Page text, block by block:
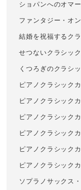
ショパンへのオマ
ファンタジー・オ
結婚を祝福するク
せつないクラシッ
くつろぎのクラシ
ピアノクラシック
ピアノクラシック
ピアノクラシック
ピアノクラシック
ピアノクラシック
ピアノクラシック
ソプラノサックス